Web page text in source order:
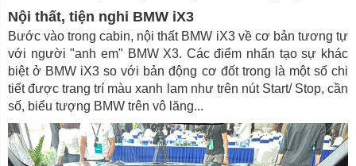
Nội thất, tiện nghi BMW iX3
Bước vào trong cabin, nội thất BMW iX3 về cơ bản tương tự
với người "anh em" BMW X3. Các điểm nhấn tạo sự khác
biệt ở BMW iX3 so với bản động cơ đốt trong là một số chi
tiết được trang trí màu xanh lam như trên nút Start/ Stop, cần
số, biểu tượng BMW trên vô lăng...